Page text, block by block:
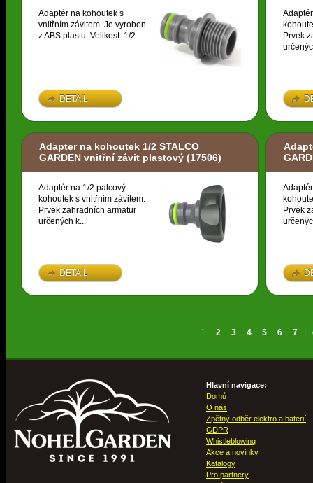
Adaptér na kohoutek s
vnitřním závitem. Je vyroben
z ABS plastu. Velikost: 1/2.
DETAIL
Prvek
Adapter na kohoutek 1/2 STALCO
GARDEN vnitřní závit plastový (17506)
Adaptér na 1/2 palcový
kohoutek s vnitřním závitem.
Prvek zahradních armatur
určených k...
DETAIL
Prvek
1 2 3 4 5 6 7
Hlavní navigace:
Domů
O nás
Zpětný odběr elektro a baterií
GDPR
Whistleblowing
Akce a novinky
Katalogy
Pro partnery